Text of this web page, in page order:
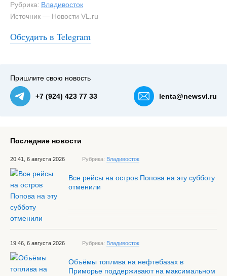
Рубрика: Владивосток
Источник — Новости VL.ru
Обсудить в Telegram
Пришлите свою новость
+7 (924) 423 77 33 lenta@newsvl.ru
Последние новости
20:41, 6 августа 2026 Рубрика: Владивосток
Все рейсы на остров Попова на эту субботу
отменили
19:46, 6 августа 2026 Рубрика: Владивосток
Объёмы топлива на нефтебазах в
Приморье поддерживают на максимальном